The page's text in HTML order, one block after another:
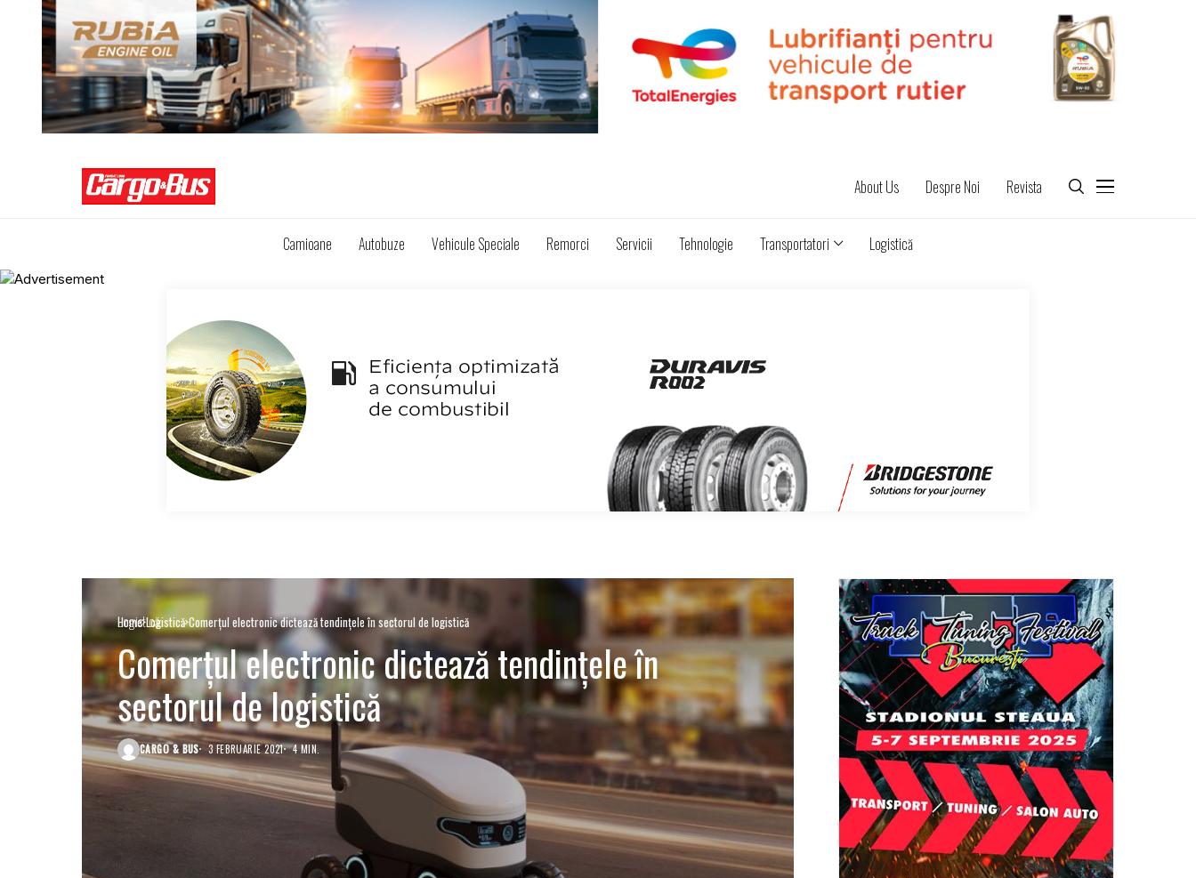
About Us Despre Noi Revista
Camioane Autobuze Vehicule Speciale Remorci Servicii Tehnologie Transportatori Logistică
Home Logistică Comerțul electronic dictează tendințele în sectorul de logistică
Logistică
Comerțul electronic dictează tendințele în
sectorul de logistică
CARGO & BUS 3 FEBRUARIE 2021 4 MIN.